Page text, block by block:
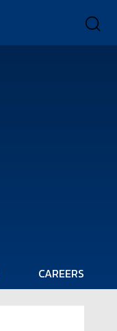
CAREERS